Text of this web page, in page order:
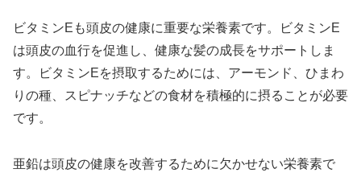
ビタミンEも頭皮の健康に重要な栄養素です。ビタミンE
は頭皮の血行を促進し、健康な髪の成長をサポートしま
す。ビタミンEを摂取するためには、アーモンド、ひまわ
りの種、スピナッチなどの食材を積極的に摂ることが必要
です。
亜鉛は頭皮の健康を改善するために欠かせない栄養素で